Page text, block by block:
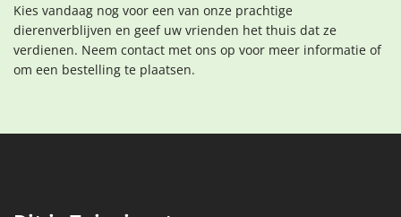
Kies vandaag nog voor een van onze prachtige
dierenverblijven en geef uw vrienden het thuis dat ze
verdienen. Neem contact met ons op voor meer informatie of
om een bestelling te plaatsen.